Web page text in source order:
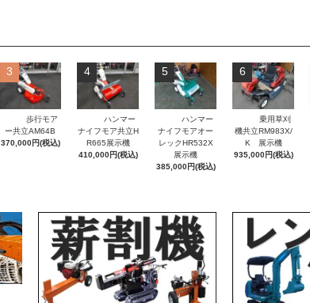
3
歩行モア
ー共立AM64B
370,000円(税込)
4
ハンマー
ナイフモア共立H
R665展示機
410,000円(税込)
5
ハンマー
ナイフモアオー
レックHR532X
展示機
385,000円(税込)
6
乗用草刈
機共立RM983X/
K 展示機
935,000円(税込)